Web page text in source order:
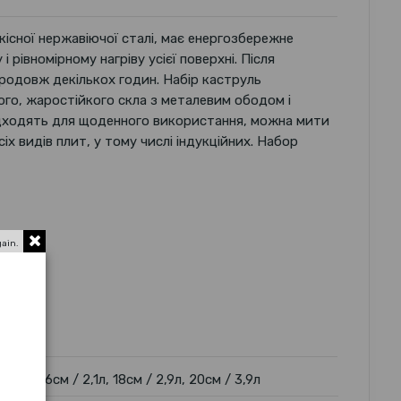
нержавіючої сталі, має енергозбережне
нагріву усієї поверхні. Після
декількох годин. Набір каструль
жаростійкого скла з металевим ободом і
для щоденного використання, можна мити
видів плит, у тому числі індукційних. Набор
16см / 2,1л, 18см / 2,9л, 20см / 3,9л